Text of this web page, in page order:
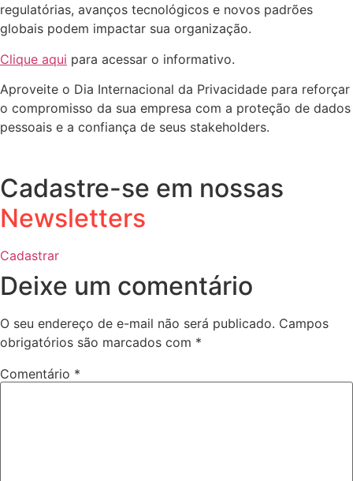
regulatórias, avanços tecnológicos e novos padrões
globais podem impactar sua organização.
Clique aqui para acessar o informativo.
Aproveite o Dia Internacional da Privacidade para reforçar
o compromisso da sua empresa com a proteção de dados
pessoais e a confiança de seus stakeholders.
Cadastre-se em nossas
Newsletters
Cadastrar
Deixe um comentário
O seu endereço de e-mail não será publicado. Campos
obrigatórios são marcados com *
Comentário *